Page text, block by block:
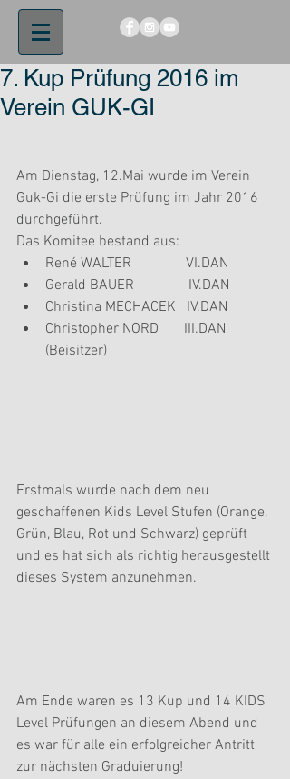
7. Kup Prüfung 2016 im
Verein GUK-GI
Am Dienstag, 12.Mai wurde im Verein
Guk-Gi die erste Prüfung im Jahr 2016
durchgeführt.
Das Komitee bestand aus:
René WALTER               VI.DAN
Gerald BAUER               IV.DAN
Christina MECHACEK   IV.DAN
Christopher NORD       III.DAN
(Beisitzer)
Erstmals wurde nach dem neu
geschaffenen Kids Level Stufen (Orange,
Grün, Blau, Rot und Schwarz) geprüft
und es hat sich als richtig herausgestellt
dieses System anzunehmen.​
Am Ende waren es 13 Kup und 14 KIDS
Level Prüfungen an diesem Abend und
es war für alle ein erfolgreicher Antritt
zur nächsten Graduierung!